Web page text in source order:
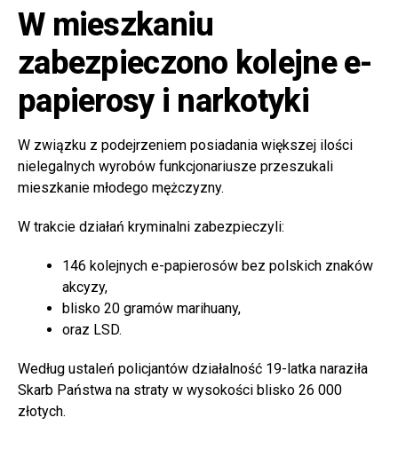
W mieszkaniu
zabezpieczono kolejne e-
papierosy i narkotyki
W związku z podejrzeniem posiadania większej ilości
nielegalnych wyrobów funkcjonariusze przeszukali
mieszkanie młodego mężczyzny.
W trakcie działań kryminalni zabezpieczyli:
146 kolejnych e-papierosów bez polskich znaków
akcyzy,
blisko 20 gramów marihuany,
oraz LSD.
Według ustaleń policjantów działalność 19-latka naraziła
Skarb Państwa na straty w wysokości blisko 26 000
złotych.